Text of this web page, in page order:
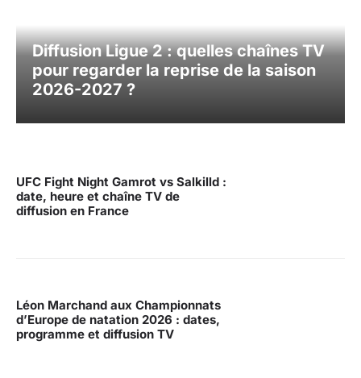
Diffusion Ligue 2 : quelles chaînes TV
pour regarder la reprise de la saison
2026-2027 ?
UFC Fight Night Gamrot vs Salkilld :
date, heure et chaîne TV de
diffusion en France
Léon Marchand aux Championnats
d’Europe de natation 2026 : dates,
programme et diffusion TV